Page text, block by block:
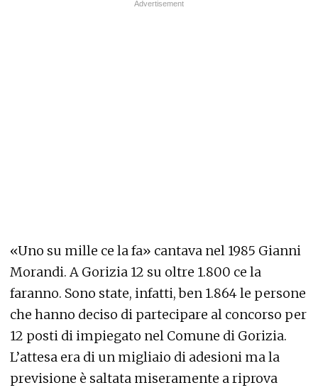
«Uno su mille ce la fa» cantava nel 1985 Gianni
Morandi. A Gorizia 12 su oltre 1.800 ce la
faranno. Sono state, infatti, ben 1.864 le persone
che hanno deciso di partecipare al concorso per
12 posti di impiegato nel Comune di Gorizia.
L’attesa era di un migliaio di adesioni ma la
previsione è saltata miseramente a riprova